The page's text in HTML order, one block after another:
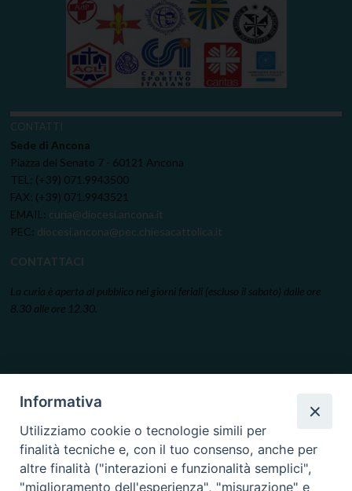
CONTATTI
Sede di Ancona
Piazza del Senato 7 - 60121 Ancona
TEL: (+39) 071.9943500
FAX: (+39) 071.9943521
EMAIL: curia@diocesi.ancona.it
PEC: diocesi.ancona@pec.chiesacattolica.it
CONTATTACI
La curia è aperta al pubblico nei giorni feriali (escluso il sabato) dalle ore
8.30 alle ore 12.30.
Informativa
Utilizziamo cookie o tecnologie simili per
finalità tecniche e, con il tuo consenso, anche per
altre finalità ("interazioni e funzionalità semplici",
"miglioramento dell'esperienza", "misurazione" e